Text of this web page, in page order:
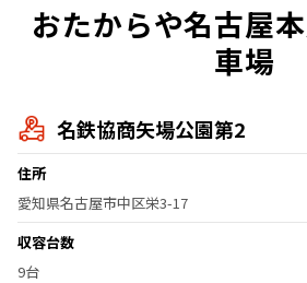
おたからや名古屋
車場
名鉄協商矢場公園第2
住所
愛知県名古屋市中区栄3-17
収容台数
9台